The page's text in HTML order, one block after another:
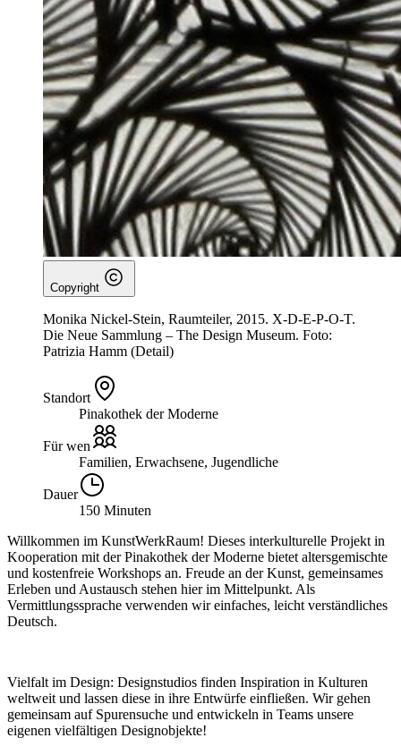
Copyright
Monika Nickel-Stein, Raumteiler, 2015. X-D-E-P-O-T.
Die Neue Sammlung – The Design Museum. Foto:
Patrizia Hamm (Detail)
Standort
Pinakothek der Moderne
Für wen
Familien, Erwachsene, Jugendliche
Dauer
150 Minuten
Willkommen im KunstWerkRaum! Dieses interkulturelle Projekt in
Kooperation mit der Pinakothek der Moderne bietet altersgemischte
und kostenfreie Workshops an. Freude an der Kunst, gemeinsames
Erleben und Austausch stehen hier im Mittelpunkt. Als
Vermittlungssprache verwenden wir einfaches, leicht verständliches
Deutsch.
Vielfalt im Design: Designstudios finden Inspiration in Kulturen
weltweit und lassen diese in ihre Entwürfe einfließen. Wir gehen
gemeinsam auf Spurensuche und entwickeln in Teams unsere
eigenen vielfältigen Designobjekte!